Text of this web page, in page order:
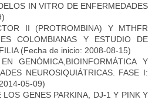
IN VITRO DE ENFERMEDADES
II (PROTROMBINA) Y MTHFR
COLOMBIANAS Y ESTUDIO DE
(Fecha de inicio: 2008-08-15)
GENÓMICA,BIOINFORMÁTICA Y
NEUROSIQUIÁTRICAS. FASE I:
05-09)
GENES PARKINA, DJ-1 Y PINK Y